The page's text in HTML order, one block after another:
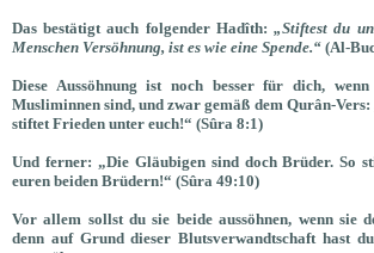
Das bestätigt auch folgender Hadîth:„Stiftest du
Menschen Versöhnung, ist es wie eine Spende.“ (Al-
Diese Aussöhnung ist noch besser für dich,
Musliminnen sind, und zwar gemäß dem Qurân-
stiftet Frieden unter euch!“ (Sûra 8:1)
Und ferner: „Die Gläubigen sind doch Brüder. So
euren beiden Brüdern!“ (Sûra 49:10)
Vor allem sollst du sie beide aussöhnen, wenn sie
denn auf Grund dieser Blutsverwandtschaft hast